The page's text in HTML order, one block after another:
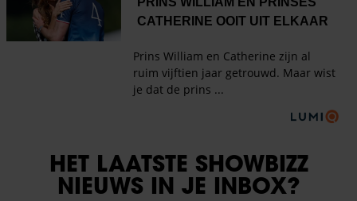
HET LAATSTE SHOWBIZZ
NIEUWS IN JE INBOX?